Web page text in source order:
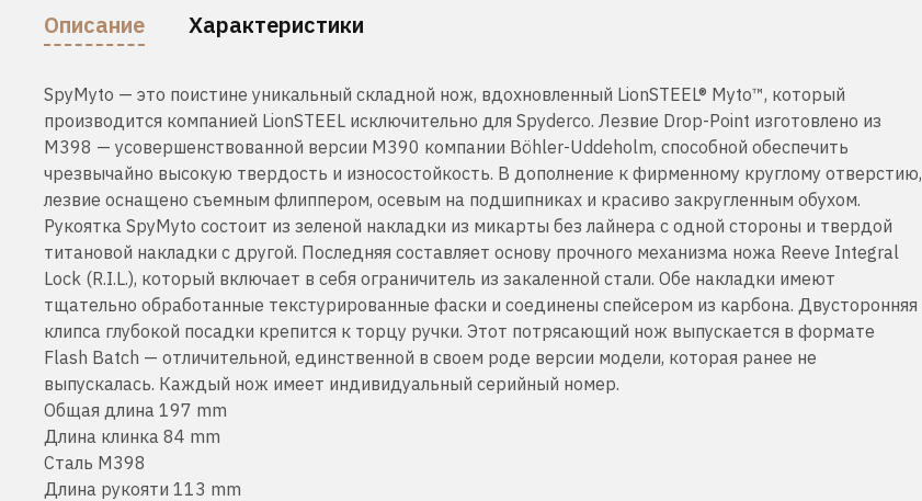
Описание Характеристики
SpyMyto — это поистине уникальный складной нож, вдохновленный LionSTEEL® Myto™, который
производится компанией LionSTEEL исключительно для Spyderco. Лезвие Drop-Point изготовлено из
M398 — усовершенствованной версии M390 компании Böhler-Uddeholm, способной обеспечить
чрезвычайно высокую твердость и износостойкость. В дополнение к фирменному круглому отверстию,
лезвие оснащено съемным флиппером, осевым ​​на подшипниках и красиво закругленным обухом.
Рукоятка SpyMyto состоит из зеленой накладки из микарты без лайнера с одной стороны и твердой
титановой накладки с другой. Последняя составляет основу прочного механизма ножа Reeve Integral
Lock (R.I.L.), который включает в себя ограничитель из закаленной стали. Обе накладки имеют
тщательно обработанные текстурированные фаски и соединены спейсером из карбона. Двусторонняя
клипса глубокой посадки крепится к торцу ручки. Этот потрясающий нож выпускается в формате
Flash Batch — отличительной, единственной в своем роде версии модели, которая ранее не
выпускалась. Каждый нож имеет индивидуальный серийный номер.
Общая длина 197 mm
Длина клинка 84 mm
Сталь M398
Длина рукояти 113 mm